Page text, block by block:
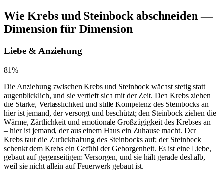
Wie Krebs und Steinbock abschneiden —
Dimension für Dimension
Liebe & Anziehung
81%
Die Anziehung zwischen Krebs und Steinbock wächst stetig statt
augenblicklich, und sie vertieft sich mit der Zeit. Den Krebs ziehen
die Stärke, Verlässlichkeit und stille Kompetenz des Steinbocks an –
hier ist jemand, der versorgt und beschützt; den Steinbock ziehen die
Wärme, Zärtlichkeit und emotionale Großzügigkeit des Krebses an
– hier ist jemand, der aus einem Haus ein Zuhause macht. Der
Krebs taut die Zurückhaltung des Steinbocks auf; der Steinbock
schenkt dem Krebs ein Gefühl der Geborgenheit. Es ist eine Liebe,
gebaut auf gegenseitigem Versorgen, und sie hält gerade deshalb,
weil sie nicht allein auf Feuerwerk gebaut ist.